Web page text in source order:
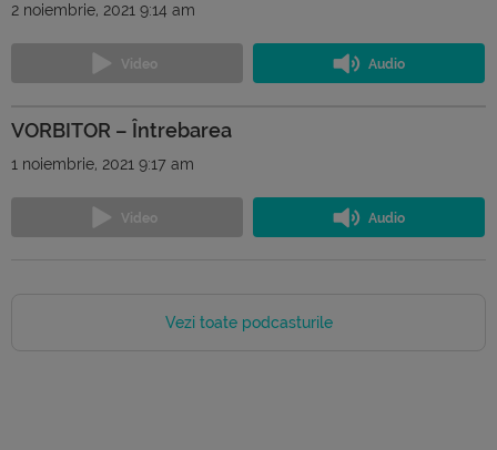
2 noiembrie, 2021 9:14 am
VORBITOR – Întrebarea
1 noiembrie, 2021 9:17 am
Vezi toate podcasturile